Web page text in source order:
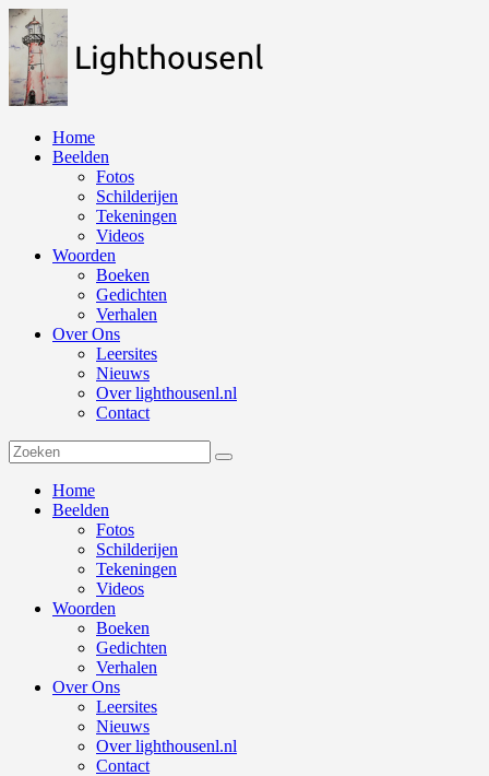
Naar
de
inhoud
springen
Home
Beelden
Fotos
Schilderijen
Tekeningen
Videos
Woorden
Boeken
Gedichten
Verhalen
Over Ons
Leersites
Nieuws
Over lighthousenl.nl
Contact
Home
Beelden
Fotos
Schilderijen
Tekeningen
Videos
Woorden
Boeken
Gedichten
Verhalen
Over Ons
Leersites
Nieuws
Over lighthousenl.nl
Contact